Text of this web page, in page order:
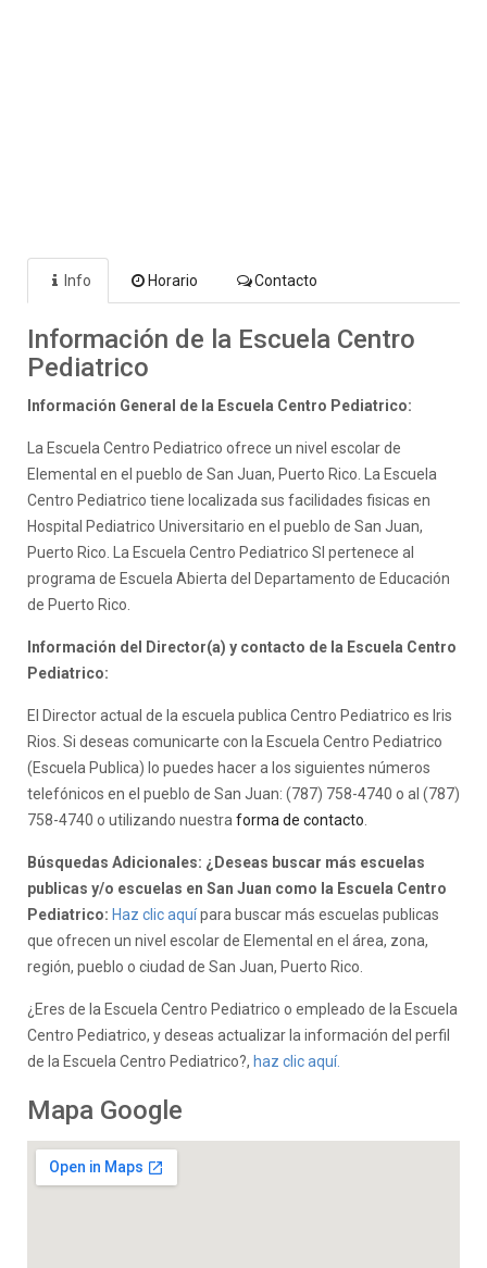
Info Horario Contacto
Información de la Escuela Centro
Pediatrico
Información General de la Escuela Centro Pediatrico:
La Escuela Centro Pediatrico ofrece un nivel escolar de
Elemental en el pueblo de San Juan, Puerto Rico. La Escuela
Centro Pediatrico tiene localizada sus facilidades fisicas en
Hospital Pediatrico Universitario en el pueblo de San Juan,
Puerto Rico. La Escuela Centro Pediatrico SI pertenece al
programa de Escuela Abierta del Departamento de Educación
de Puerto Rico.
Información del Director(a) y contacto de la Escuela Centro
Pediatrico:
El Director actual de la escuela publica Centro Pediatrico es Iris
Rios. Si deseas comunicarte con la Escuela Centro Pediatrico
(Escuela Publica) lo puedes hacer a los siguientes números
telefónicos en el pueblo de San Juan: (787) 758-4740 o al (787)
758-4740 o utilizando nuestra forma de contacto
Búsquedas Adicionales: ¿Deseas buscar más escuelas
publicas y/o escuelas en San Juan como la Escuela Centro
Pediatrico: Haz clic aquípara buscar más escuelas publicas
que ofrecen un nivel escolar de Elemental en el área, zona,
región, pueblo o ciudad de San Juan, Puerto Rico.
¿Eres de la Escuela Centro Pediatrico o empleado de la Escuela
Centro Pediatrico, y deseas actualizar la información del perfil
de la Escuela Centro Pediatrico?, haz clic aquí.
Mapa Google